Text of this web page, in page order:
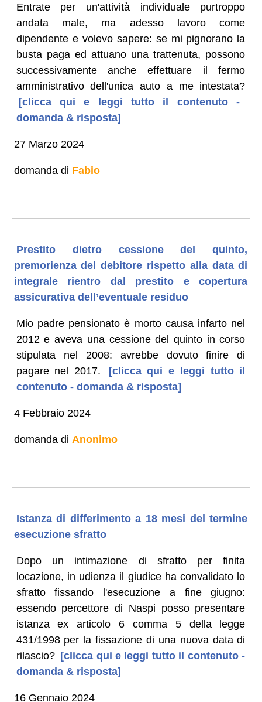
Entrate per un'attività individuale purtroppo
andata male, ma adesso lavoro come
dipendente e volevo sapere: se mi pignorano la
busta paga ed attuano una trattenuta, possono
successivamente anche effettuare il fermo
amministrativo dell'unica auto a me intestata?
[clicca qui e leggi tutto il contenuto -
domanda & risposta]
27 Marzo 2024
domanda di Fabio
Prestito dietro cessione del quinto,
premorienza del debitore rispetto alla data di
integrale rientro dal prestito e copertura
assicurativa dell’eventuale residuo
Mio padre pensionato è morto causa infarto nel
2012 e aveva una cessione del quinto in corso
stipulata nel 2008: avrebbe dovuto finire di
pagare nel 2017.
[clicca qui e leggi tutto il
contenuto - domanda & risposta]
4 Febbraio 2024
domanda di Anonimo
Istanza di differimento a 18 mesi del termine
esecuzione sfratto
Dopo un intimazione di sfratto per finita
locazione, in udienza il giudice ha convalidato lo
sfratto fissando l'esecuzione a fine giugno:
essendo percettore di Naspi posso presentare
istanza ex articolo 6 comma 5 della legge
431/1998 per la fissazione di una nuova data di
rilascio? [clicca qui e leggi tutto il contenuto -
domanda & risposta]
16 Gennaio 2024